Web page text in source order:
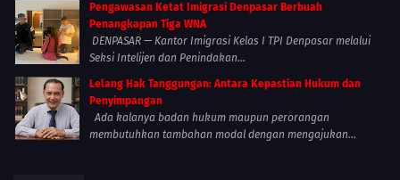
Pengawasan Ketat Imigrasi Denpasar Berbuah
Penangkapan Tiga WNA
DENPASAR — Kantor Imigrasi Kelas I TPI Denpasar melalui
Seksi Intelijen dan Penindakan...
Lelang Hak Tanggungan: Antara Kepastian Hukum dan
Penyimpangan
Ada kalanya badan hukum maupun perorangan
membutuhkan tambahan modal dengan mengajukan...